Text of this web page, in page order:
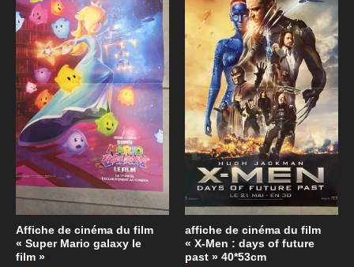
Affiche de cinéma du film
« Super Mario galaxy le
film »
affiche de cinéma du film
« X-Men : days of future
past » 40*53cm